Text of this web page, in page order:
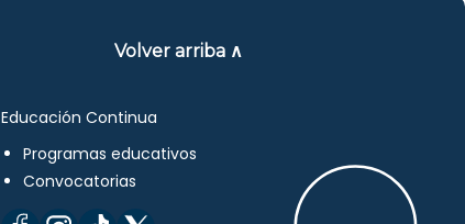
Volver arriba ∧
Educación Continua
Programas educativos
Convocatorias